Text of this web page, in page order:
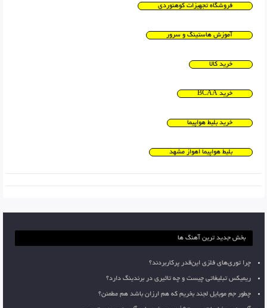
فروشگاه تجهیزات کوهنوردی
آموزش هاستینگ و سرور
خرید کالا
خرید BCAA
خرید بلیط هواپیما
بلیط هواپیما اهواز مشهد
بخش جدید ترین آهنگ ها
چرا توری‌های فلزی این‌قدر پرکاربردند؟
ریمیکس تبلیغاتی چیست و چه تاثیری در برندینگ دارد؟
چطور جم موبایل لجند بخریم که هم ارزان باشد هم مطمئن؟